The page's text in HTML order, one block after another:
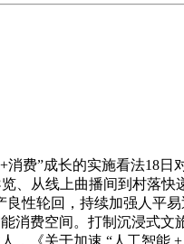
”成长的实施看法18日
、从线上曲播间到村落
性轮回，持续加强人平
消费空间。打制沉浸式
，《关于加速 “人工智能